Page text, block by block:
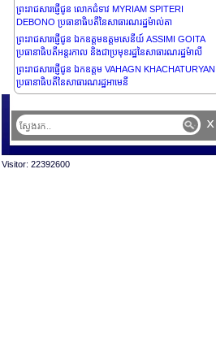
ព្រះរាជសារផ្ញើជូន លោកជំទាវ MYRIAM SPITERI
DEBONO ប្រធានាធិបតីនៃសាធារណរដ្ឋម៉ាល់តា
ព្រះរាជសារផ្ញើជូន ឯកឧត្តមឧត្តមសេនីយ៍ ASSIMI GOITA
ប្រធានាធិបតីអន្តរកាល និងជាប្រមុខរដ្ឋនៃសាធារណរដ្ឋម៉ាលី
ព្រះរាជសារផ្ញើជូន ឯកឧត្តម VAHAGN KHACHATURYAN
ប្រធានាធិបតីនៃសាធារណរដ្ឋអាមេនី
ប្រធានាធិបតីនៃប្រទេសនេប៉ាល់
ព្រះរាជសារផ្ញើជូន ឯកឧត្តម GABRIEL BORIC ប្រធានាធិបតី
នៃសាធារណរដ្ឋឈីលី
ព្រះរាជសារផ្ញើជូន ឯកឧត្តម JOSÉ DANIEL ORTEGA
x
Visitor: 22392600